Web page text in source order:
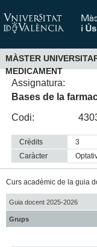
MÀSTER
MEDICAMENT
Assignatura:
Bases de la
Codi:
Crèdits
3
Caràcter
Curs acadèmic de la guia
Guia docent 2025-2026
Grups